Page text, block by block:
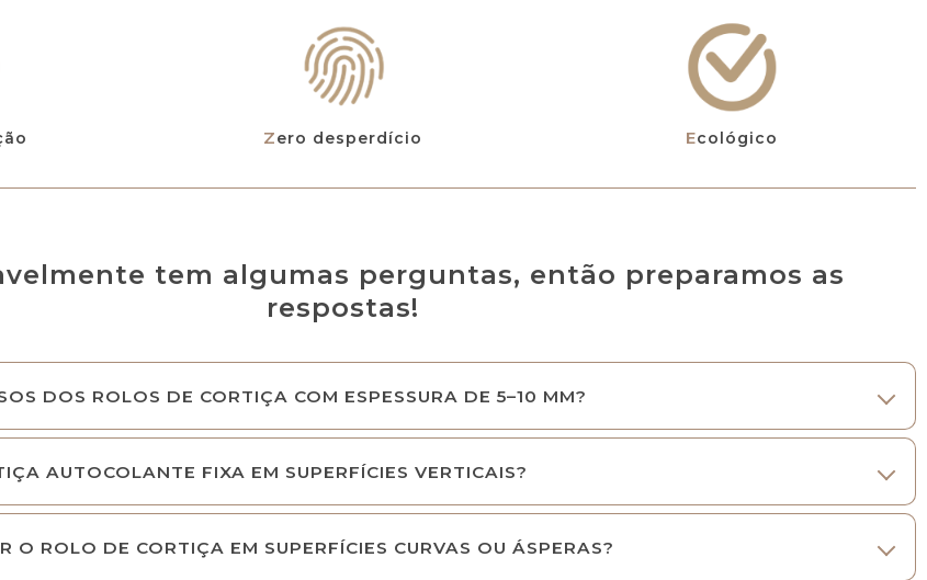
Zero desperdício Ecológico
tem algumas perguntas, então preparamos as
respostas!
DOS ROLOS DE CORTIÇA COM ESPESSURA DE 5–10 MM?
AUTOCOLANTE FIXA EM SUPERFÍCIES VERTICAIS?
O ROLO DE CORTIÇA EM SUPERFÍCIES CURVAS OU ÁSPERAS?